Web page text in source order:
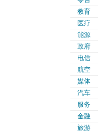
教育
医疗
能源
政府
电信
航空
媒体
汽车
服务
金融
旅游